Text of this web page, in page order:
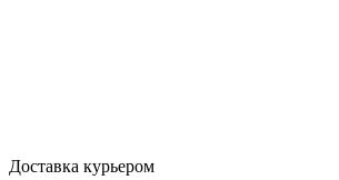
Доставка курьером